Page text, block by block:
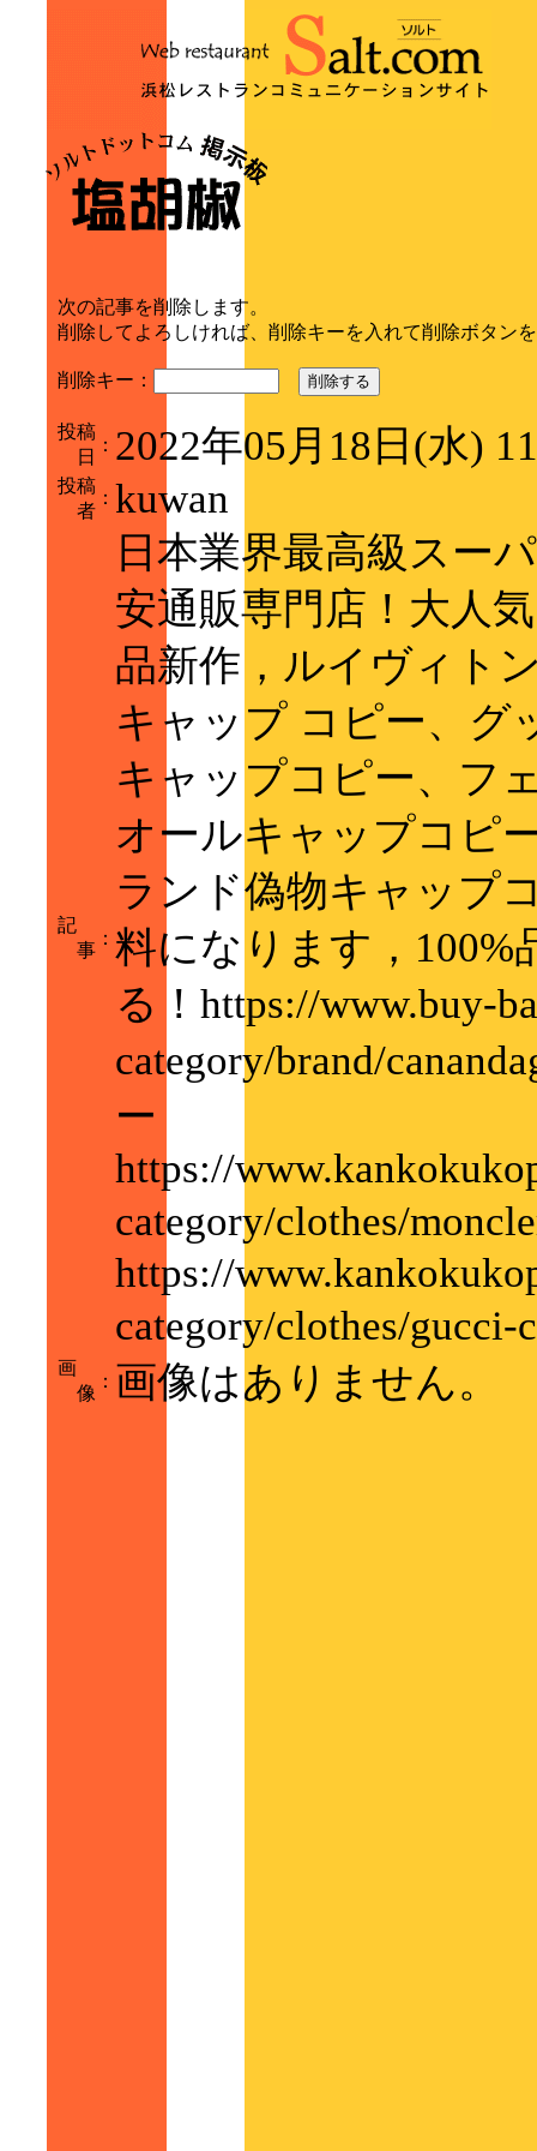
次の記事を削除します。
削除してよろしければ、削除キーを入れて削除ボタン
削除キー： 削除する
投稿
日
： 2022年05月18日(水)
投稿
者
： kuwan
記
事
：
日本業界最高級スー
安通販専門店！大人
品新作，ルイヴィト
キャップ コピー、グ
キャップコピー、フ
オールキャップコピ
ランド偽物キャップ
料になります，100%
る！https://www.buy-
category/brand/
ー
https://
category/clothes/
https://
category/clothes/
画
像
： 画像はありません。